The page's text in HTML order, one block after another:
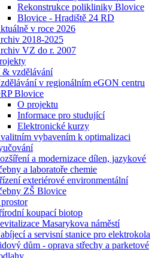
Rekonstrukce polikliniky Blovice
Blovice - Hradiště 24 RD
v roce 2026
2018-2025
VZ do r. 2007
& vzdělávání
v regionálním eGON centru
Blovice
O projektu
Informace pro studující
Elektronické kurzy
vybavením k optimalizaci
a modernizace dílen, jazykové
a laboratoře chemie
exteriérové environmentální
ZŠ Blovice
koupací biotop
Masarykova náměstí
a servisní stanice pro elektrokola
dům - oprava střechy a parketové